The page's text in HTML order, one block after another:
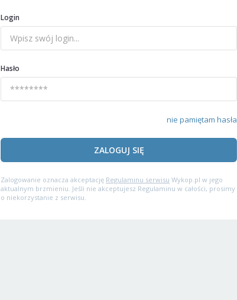
Login
Hasło
nie pamiętam hasła
ZALOGUJ SIĘ
Zalogowanie oznacza akceptację Regulaminu serwisu Wykop.pl w jego
aktualnym brzmieniu. Jeśli nie akceptujesz Regulaminu w całości, prosimy
o niekorzystanie z serwisu.